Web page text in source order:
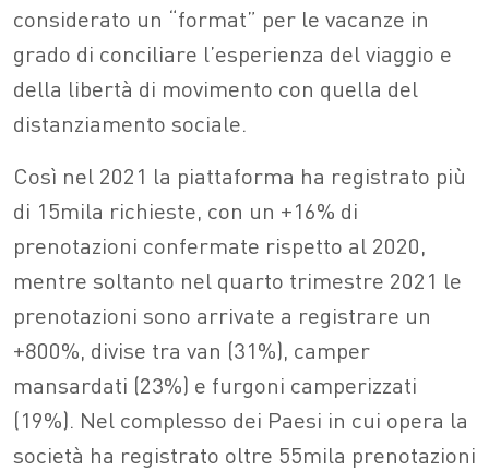
considerato un “format” per le vacanze in
grado di conciliare l’esperienza del viaggio e
della libertà di movimento con quella del
distanziamento sociale.
Così nel 2021 la piattaforma ha registrato più
di 15mila richieste, con un +16% di
prenotazioni confermate rispetto al 2020,
mentre soltanto nel quarto trimestre 2021 le
prenotazioni sono arrivate a registrare un
+800%, divise tra van (31%), camper
mansardati (23%) e furgoni camperizzati
(19%). Nel complesso dei Paesi in cui opera la
società ha registrato oltre 55mila prenotazioni